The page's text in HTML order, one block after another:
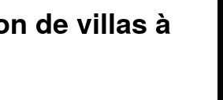
de villas à